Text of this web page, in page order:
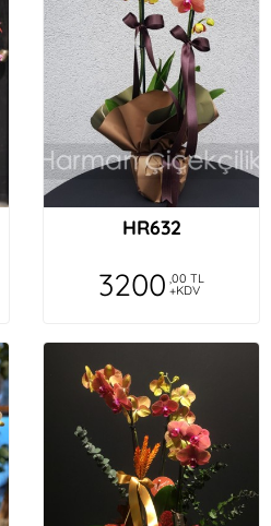
HR632
3200 ,00 TL
+KDV